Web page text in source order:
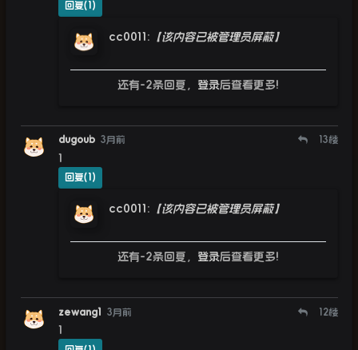
回复(1)
cc0011 : 【该内容已被管理员屏蔽】
还有-2条回复， 登录后查看更多!
dugoub 3月前 13楼
1
回复(1)
cc0011 : 【该内容已被管理员屏蔽】
还有-2条回复， 登录后查看更多!
zewang1 3月前 12楼
1